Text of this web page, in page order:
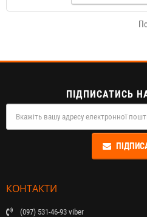
ПІДПИСАТИСЬ
КОНТАКТИ
(097) 531-46-93 viber